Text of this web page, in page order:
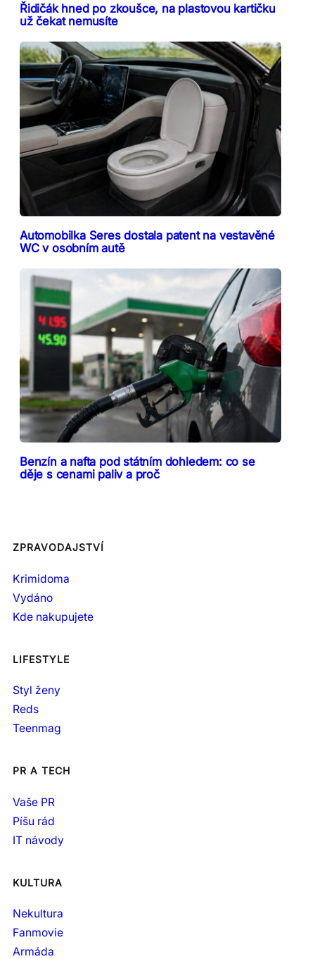
Řidičák hned po zkoušce, na plastovou kartičku
už čekat nemusíte
Automobilka Seres dostala patent na vestavěné
WC v osobním autě
Benzín a nafta pod státním dohledem: co se
děje s cenami paliv a proč
ZPRAVODAJSTVÍ
Krimidoma
Vydáno
Kde nakupujete
LIFESTYLE
Styl ženy
Reds
Teenmag
PR A TECH
Vaše PR
Píšu rád
IT návody
KULTURA
Nekultura
Fanmovie
Armáda